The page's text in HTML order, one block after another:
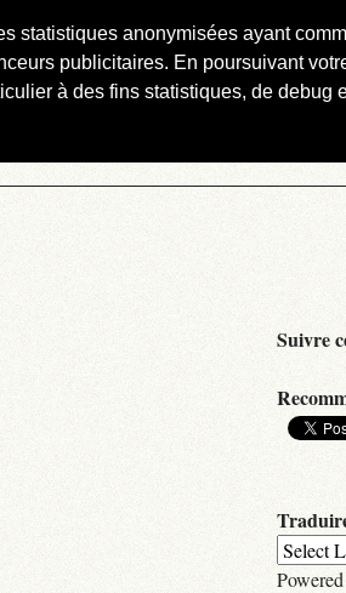
statistiques anonymisées ayant
publicitaires. En poursuivant
à des fins statistiques, de debug
Suivre